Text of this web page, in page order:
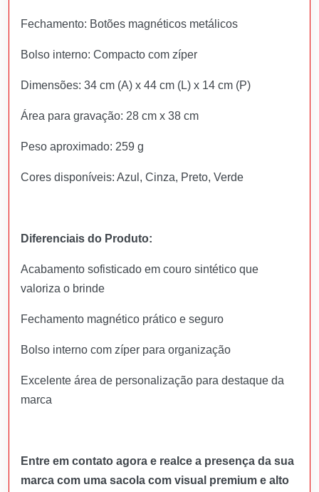
Fechamento: Botões magnéticos metálicos
Bolso interno: Compacto com zíper
Dimensões: 34 cm (A) x 44 cm (L) x 14 cm (P)
Área para gravação: 28 cm x 38 cm
Peso aproximado: 259 g
Cores disponíveis: Azul, Cinza, Preto, Verde
Diferenciais do Produto:
Acabamento sofisticado em couro sintético que
valoriza o brinde
Fechamento magnético prático e seguro
Bolso interno com zíper para organização
Excelente área de personalização para destaque da
marca
Entre em contato agora e realce a presença da sua
marca com uma sacola com visual premium e alto